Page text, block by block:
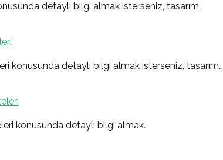
detaylı bilgi almak isterseniz, tasarım…
konusunda detaylı bilgi almak isterseniz, tasarım…
konusunda detaylı bilgi almak…